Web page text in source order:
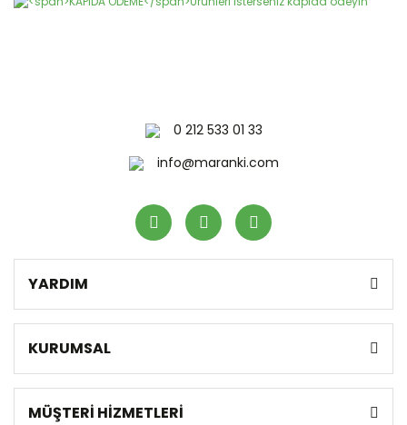
0 212 533 01 33
info@maranki.com
YARDIM
KURUMSAL
MÜŞTERİ HİZMETLERİ